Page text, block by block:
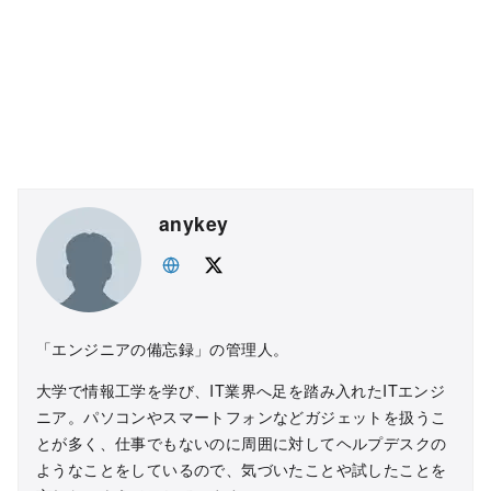
anykey
「エンジニアの備忘録」の管理人。
大学で情報工学を学び、IT業界へ足を踏み入れたITエンジ
ニア。パソコンやスマートフォンなどガジェットを扱うこ
とが多く、仕事でもないのに周囲に対してヘルプデスクの
ようなことをしているので、気づいたことや試したことを